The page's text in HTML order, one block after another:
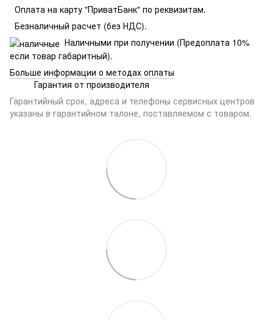
Оплата на карту "ПриватБанк" по реквизитам.
Безналичный расчет (без НДС).
Наличными при получении (Предоплата 10%
если товар габаритный).
Больше информации о методах оплаты
Гарантия от производителя
Гарантийный срок, адреса и телефоны сервисных центров
указаны в гарантийном талоне, поставляемом с товаром.